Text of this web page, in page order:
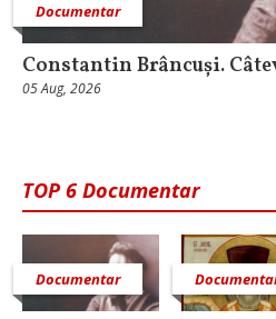
Documentar
Constantin Brâncuși.
05 Aug, 2026
TOP 6 Documentar
Documentar